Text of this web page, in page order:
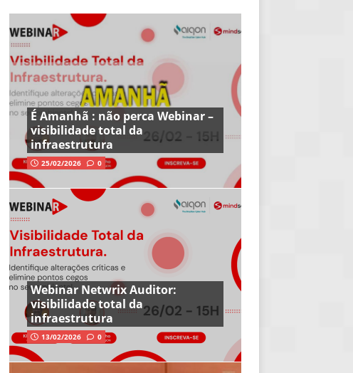
É Amanhã : não perca Webinar –
visibilidade total da
infraestrutura
25/02/2026 0
Webinar Netwrix Auditor:
visibilidade total da
infraestrutura
13/02/2026 0